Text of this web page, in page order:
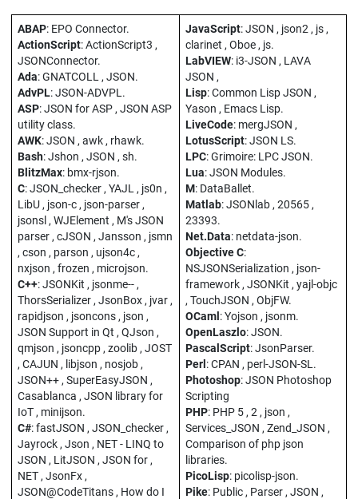
ABAP: EPO Connector.
ActionScript: ActionScript3 ,
JSONConnector.
Ada: GNATCOLL , JSON.
AdvPL: JSON-ADVPL.
ASP: JSON for ASP , JSON ASP
utility class.
AWK: JSON , awk , rhawk.
Bash: Jshon , JSON , sh.
BlitzMax: bmx-rjson.
C: JSON_checker , YAJL , js0n ,
LibU , json-c , json-parser ,
jsonsl , WJElement , M's JSON
parser , cJSON , Jansson , jsmn
, cson , parson , ujson4c ,
nxjson , frozen , microjson.
C++: JSONKit , jsonme-- ,
ThorsSerializer , JsonBox , jvar ,
rapidjson , jsoncons , json ,
JSON Support in Qt , QJson ,
qmjson , jsoncpp , zoolib , JOST
, CAJUN , libjson , nosjob ,
JSON++ , SuperEasyJSON ,
Casablanca , JSON library for
IoT , minijson.
C#: fastJSON , JSON_checker ,
Jayrock , Json , NET - LINQ to
JSON , LitJSON , JSON for ,
NET , JsonFx ,
JSON@CodeTitans , How do I
JavaScript: JSON , json2 , js ,
clarinet , Oboe , js.
LabVIEW: i3-JSON , LAVA
JSON ,
Lisp: Common Lisp JSON ,
Yason , Emacs Lisp.
LiveCode: mergJSON ,
LotusScript: JSON LS.
LPC: Grimoire: LPC JSON.
Lua: JSON Modules.
M: DataBallet.
Matlab: JSONlab , 20565 ,
23393.
Net.Data: netdata-json.
Objective C:
NSJSONSerialization , json-
framework , JSONKit , yajl-objc
, TouchJSON , ObjFW.
OCaml : Yojson , jsonm.
OpenLaszlo: JSON.
PascalScript: JsonParser.
Perl : CPAN , perl-JSON-SL.
Photoshop: JSON Photoshop
Scripting
PHP: PHP 5 , 2 , json ,
Services_JSON , Zend_JSON ,
Comparison of php json
libraries.
PicoLisp: picolisp-json.
Pike: Public , Parser , JSON ,